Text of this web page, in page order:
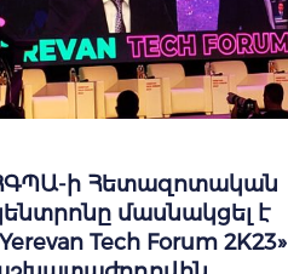
ի Հետազոտական
մասնակցել է
Tech Forum 2K23»